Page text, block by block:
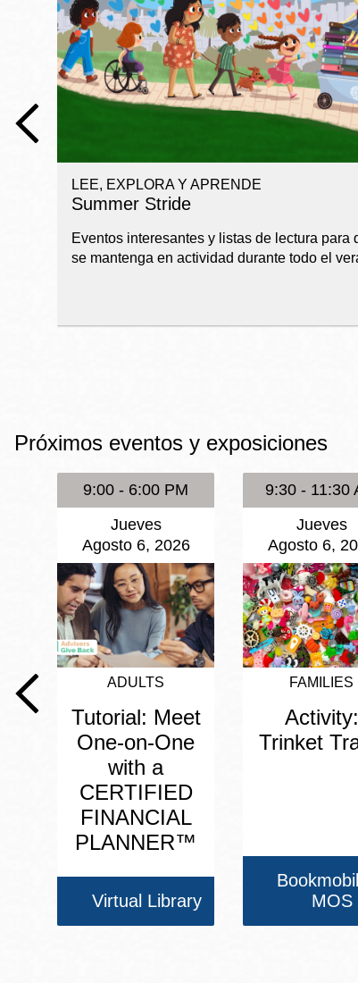
Biblioteca
Anza
Excelsior
Glen Park
Golden Gate
Valley
Ingleside
Misión
Noe Valley
North Beach
LEE, EXPLORA Y APRENDE
Summer Stride
Eventos interesantes y listas de lectura para
se mantenga en actividad durante todo el
Próximos eventos y exposiciones
9:00 - 6:00 PM
Jueves
Agosto 6, 2026
ADULTS
Tutorial: Meet
One-on-One
with a
CERTIFIED
FINANCIAL
PLANNER™
Virtual Library
9:30 - 11:30
Jueves
Agosto 6,
FAMILIES
Activity:
Trinket
MOS